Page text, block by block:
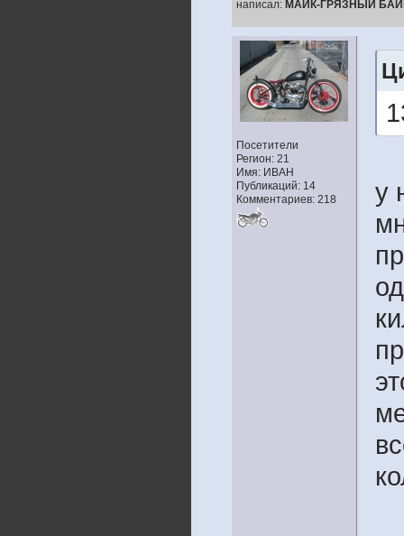
написал: МАЙК-ГРЯЗНЫЙ
Посетители
Регион: 21
Имя: ИВАН
Публикаций: 14
Комментариев: 218
у